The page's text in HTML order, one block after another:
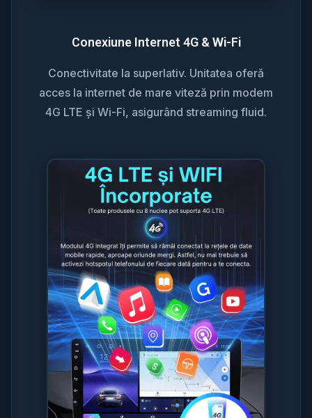
Conexiune Internet 4G & Wi-Fi
Conectivitate la superlativ. Unitatea oferă
acces la internet de mare viteză prin modem
4G LTE și Wi-Fi, asigurând streaming fluid.